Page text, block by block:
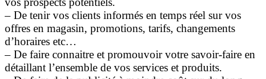
– De tenir vos clients informés en temps réel sur vos
offres en magasin, promotions, tarifs, changements
d’horaires etc…
– De faire connaitre et promouvoir votre savoir-faire en
détaillant l’ensemble de vos services et produits.